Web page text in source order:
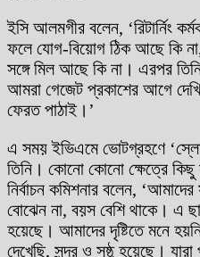
ইসি আলমগীর বলেন, ‘রিটার্নিং
ফলে যোগ-বিয়োগ ঠিক আছে কি
সঙ্গে মিল আছে কি না। এরপর
আমরা গেজেট প্রকাশের আগে
ফেরত পাঠাই।’
এ সময় ইভিএমে ভোটগ্রহণে
তিনি। কোনো কোনো ক্ষেত্রে
নির্বাচন কমিশনার বলেন,
বোঝেন না, বয়স বেশি থাকে। এ
হয়েছে। আমাদের দৃষ্টিতে মনে
দেখেছি, সুন্দর ও সুষ্ঠু হয়েছে। যারা